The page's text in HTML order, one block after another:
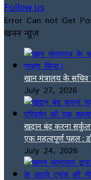
Follow us
Error Can not Get
खनन न्यूज़
खान मंत्रालय के सचिव
July 27, 2026
खदान बंद करना
एक महत्वपूर्ण पहल :
July 24, 2026